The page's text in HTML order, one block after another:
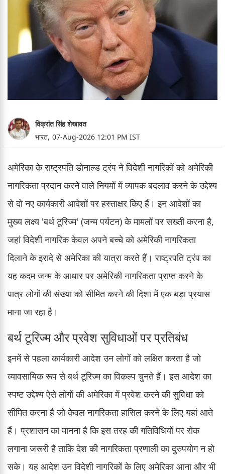
विक्रांत सिंह शेखावत
भारत, 07-Aug-2026 12:01 PM IST
अमेरिका के राष्ट्रपति डोनाल्ड ट्रंप ने विदेशी नागरिकों को अमेरिकी
नागरिकता प्रदान करने वाले नियमों में व्यापक बदलाव करने के उद्देश्य
से दो नए कार्यकारी आदेशों पर हस्ताक्षर किए हैं। इन आदेशों का
मुख्य लक्ष्य 'बर्थ टूरिज्म' (जन्म पर्यटन) के मामलों पर सख्ती करना है,
जहां विदेशी नागरिक केवल अपने बच्चे को अमेरिकी नागरिकता
दिलाने के इरादे से अमेरिका की यात्रा करते हैं। राष्ट्रपति ट्रंप का
यह कदम जन्म के आधार पर अमेरिकी नागरिकता प्राप्त करने के
पात्र लोगों की संख्या को सीमित करने की दिशा में एक बड़ा प्रयास
माना जा रहा है।
बर्थ टूरिज्म और प्रवेश सुविधाओं पर प्रतिबंध
इनमें से पहला कार्यकारी आदेश उन लोगों को लक्षित करता है जो
व्यावसायिक रूप से बर्थ टूरिज्म का विकल्प चुनते हैं। इस आदेश का
स्पष्ट उद्देश्य ऐसे लोगों की अमेरिका में प्रवेश करने की सुविधा को
सीमित करना है जो केवल नागरिकता हासिल करने के लिए यहां आते
हैं। प्रशासन का मानना है कि इस तरह की गतिविधियों पर रोक
लगाना जरूरी है ताकि देश की नागरिकता प्रणाली का दुरुपयोग न हो
सके। यह आदेश उन विदेशी नागरिकों के लिए अमेरिका आना और भी